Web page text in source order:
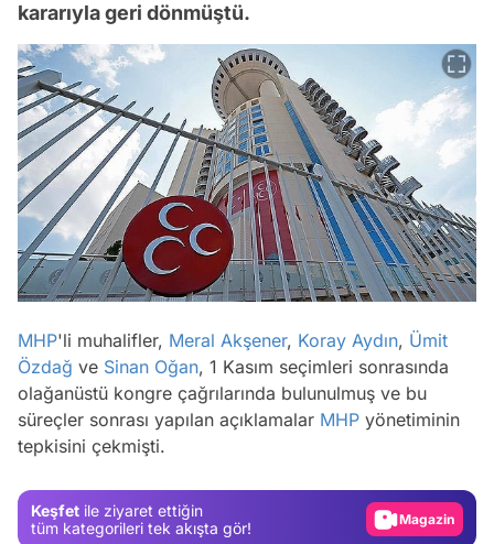
kararıyla geri dönmüştü.
MHP'li muhalifler, Meral Akşener, Koray Aydın, Ümit
Özdağ ve Sinan Oğan, 1 Kasım seçimleri sonrasında
olağanüstü kongre çağrılarında bulunulmuş ve bu
süreçler sonrası yapılan açıklamalar MHP yönetiminin
tepkisini çekmişti.
Keşfet ile ziyaret ettiğin
tüm kategorileri tek akışta gör!
Video
Magazin